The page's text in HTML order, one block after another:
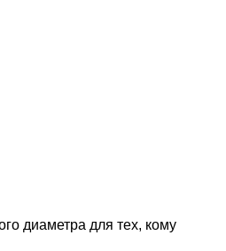
диаметра для тех, кому